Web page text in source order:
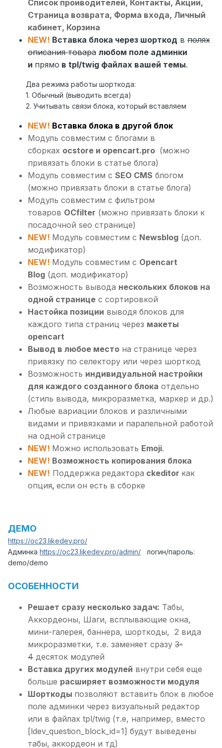
Список проиводителей, Контакты, Акции,
Страница возврата, Форма входа, Личный
кабинет, Корзина
NEW! Вставка блока через шорткод в полях
описания товара любом поле админки
и прямо в tpl/twig файлах вашей темы.
Два режима работы шорткода:
1. Обычный (выводить всегда)
2. Учитывать связи блока, который вставляем
NEW! Вставка блока в другой блок
Модуль совместим с блогами в
сборках ocstore и opencart.pro (можно
привязать блоки в статье блога)
Модуль совместим с SEO CMS блогом
(можно привязать блоки в статье блога)
Модуль совместим с фильтром
товаров OCfilter (можно привязать блоки к
посадочной seo странице)
NEW! Модуль совместим с Newsblog (доп.
модификатор)
NEW! Модуль совместим с Opencart
Blog (доп. модификатор)
Возможность вывода нескольких блоков на
одной странице с сортировкой
Настойка позиции выводя блоков для
каждого типа страниц через макеты
opencart
Вывод в любое место на странице через
привязку по селектору или через шорткод
Возможность индивидуальной настройки
для каждого созданного блока отдельно
(стиль вывода, микроразметка, маркер и др.)
Любые вариации блоков и различными
видами и привязками и паралельной работой
на одной странице
NEW! Можно использовать Emoji.
NEW! Возможность копирования блока
NEW! Поддержка редактора ckeditor как
опция, если он есть в сборке
ДЕМО
https://oc23.likedev.pro/
Админка https://oc23.likedev.pro/admin/ логин/пароль:
demo/demo
ОСОБЕННОСТИ
Решает сразу несколько задач: Табы,
Аккордеоны, Шаги, всплывающие окна,
мини-галерея, баннера, шорткоды, 2 вида
микроразметки, т.е. заменяет сразу 3-
4 десяток модулей
Вставка других модулей внутри себя еще
больше расширяет возможности модуля
Шорткоды позволяют вставить блок в любое
поле админки через визуальный редактор
или в файлах tpl/twig (т.е, например, вместо
[ldev_question_block_id=1] будут выведены
табы, аккордеон и тд)